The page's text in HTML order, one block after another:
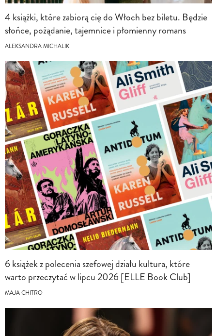
4 książki, które zabiorą cię do Włoch bez biletu. Będzie
słońce, pożądanie, tajemnice i płomienny romans
ALEKSANDRA MICHALIK
6 książek z polecenia szefowej działu kultura, które
warto przeczytać w lipcu 2026 [ELLE Book Club]
MAJA CHITRO